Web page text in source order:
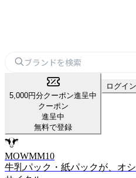
5,000円分クーポン進呈中
クーポン
進呈中
無料で登録
ログイン
MOWMM10
牛乳パック・紙パックが、オ